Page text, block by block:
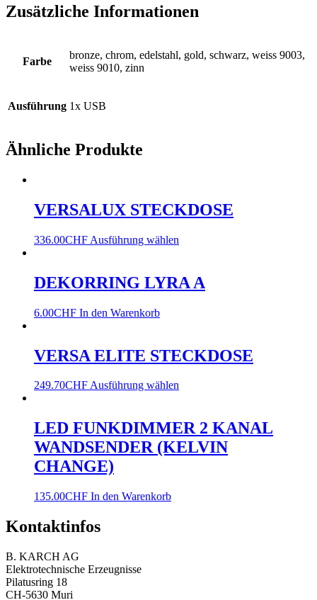
Zusätzliche Informationen
Farbe
bronze, chrom, edelstahl, gold, schwarz, weiss 9003,
weiss 9010, zinn
Ausführung 1x USB
Ähnliche Produkte
VERSALUX STECKDOSE
336.00CHF Ausführung wählen
DEKORRING LYRA A
6.00CHF In den Warenkorb
VERSA ELITE STECKDOSE
249.70CHFAusführung wählen
LED FUNKDIMMER 2 KANAL
WANDSENDER (KELVIN
CHANGE)
135.00CHF In den Warenkorb
Kontaktinfos
B. KARCH AG
Elektrotechnische Erzeugnisse
Pilatusring 18
CH-5630 Muri